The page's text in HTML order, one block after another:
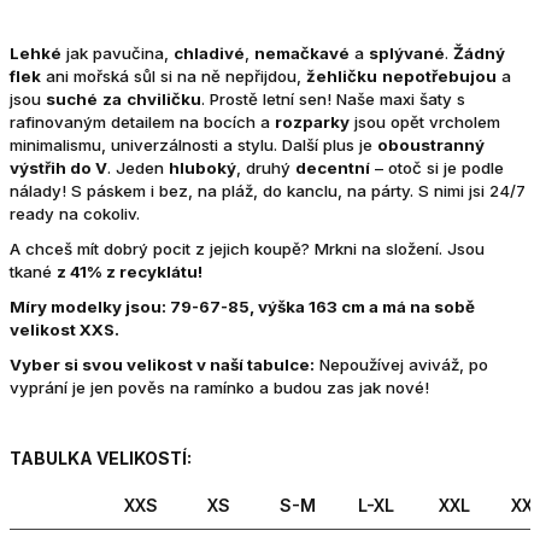
Lehké jak pavučina, chladivé nemačkavé a splývané. Žádný
flek ani mořská sůl si na ně nepřijdou, žehličku nepotřebujou a
jsou suché za chviličku. Prostě letní sen! Naše maxi šaty s
rafinovaným detailem na bocích a rozparky jsou opět vrcholem
minimalismu, univerzálnosti a stylu. Další plus je oboustranný
výstřih do V. Jeden hluboký , druhý decentní – otoč si je podle
nálady! S páskem i bez, na pláž, do kanclu, na párty. S nimi jsi 24/7
ready na cokoliv.
A chceš mít dobrý pocit z jejich koupě? Mrkni na složení. Jsou
tkané z 41% z recyklátu!
Míry modelky jsou: 79-67-85, výška 163 cm a má na sobě
velikost XXS.
Vyber si svou velikost v naší tabulce: Nepoužívej aviváž, po
vyprání je jen pověs na ramínko a budou zas jak nové!
TABULKA VELIKOSTÍ:
XXS XS S-M L-XL XXL